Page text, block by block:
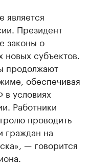
является
Президент
законы о
субъектов.
продолжают
обеспечивая
в условиях
Работники
проводить
граждан на
— говорится